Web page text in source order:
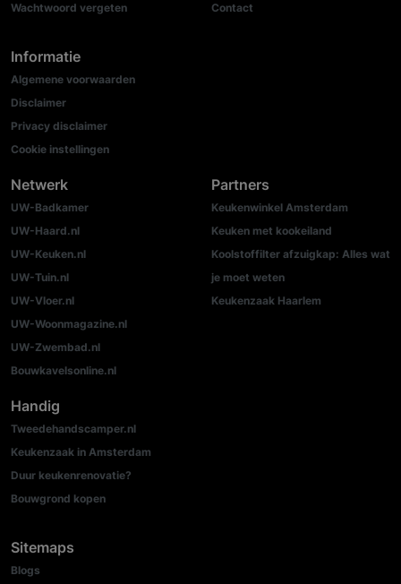
Wachtwoord vergeten
Informatie
Algemene voorwaarden
Disclaimer
Privacy disclaimer
Cookie instellingen
Contact
Netwerk
UW-Badkamer
UW-Haard.nl
UW-Keuken.nl
UW-Tuin.nl
UW-Vloer.nl
UW-Woonmagazine.nl
UW-Zwembad.nl
Bouwkavelsonline.nl
Partners
Keukenwinkel Amsterdam
Keuken met kookeiland
Koolstoffilter afzuigkap: Alles wat
je moet weten
Keukenzaak Haarlem
Handig
Tweedehandscamper.nl
Keukenzaak in Amsterdam
Duur keukenrenovatie?
Bouwgrond kopen
Sitemaps
Blogs